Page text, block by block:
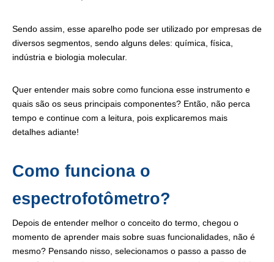
Sendo assim, esse aparelho pode ser utilizado por empresas de
diversos segmentos, sendo alguns deles: química, física,
indústria e biologia molecular.
Quer entender mais sobre como funciona esse instrumento e
quais são os seus principais componentes? Então, não perca
tempo e continue com a leitura, pois explicaremos mais
detalhes adiante!
Como funciona o
espectrofotômetro?
Depois de entender melhor o conceito do termo, chegou o
momento de aprender mais sobre suas funcionalidades, não é
mesmo? Pensando nisso, selecionamos o passo a passo de